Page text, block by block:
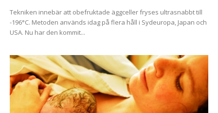
Tekniken innebär att obefruktade äggceller fryses ultrasnabbt till
-196°C. Metoden används idag på flera håll i Sydeuropa, Japan och
USA. Nu har den kommit...